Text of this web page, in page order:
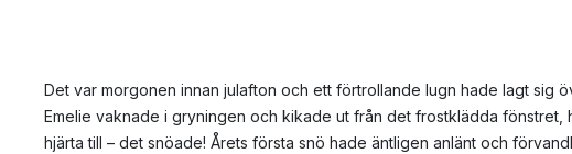
Det var morgonen innan julafton och ett förtrollande lugn hade lagt sig
Emelie vaknade i gryningen och kikade ut från det frostklädda fönstret,
hjärta till – det snöade! Årets första snö hade äntligen anlänt och